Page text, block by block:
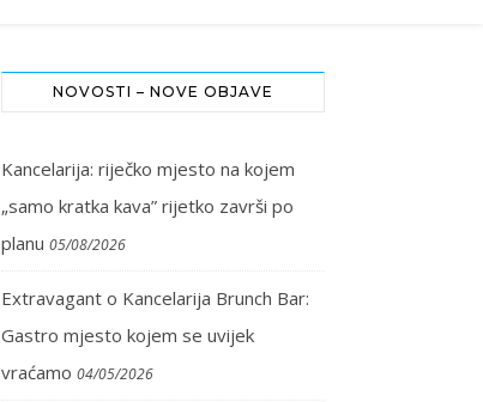
NOVOSTI – NOVE OBJAVE
Kancelarija: riječko mjesto na kojem
„samo kratka kava” rijetko završi po
planu 05/08/2026
Extravagant o Kancelarija Brunch Bar:
Gastro mjesto kojem se uvijek
vraćamo 04/05/2026